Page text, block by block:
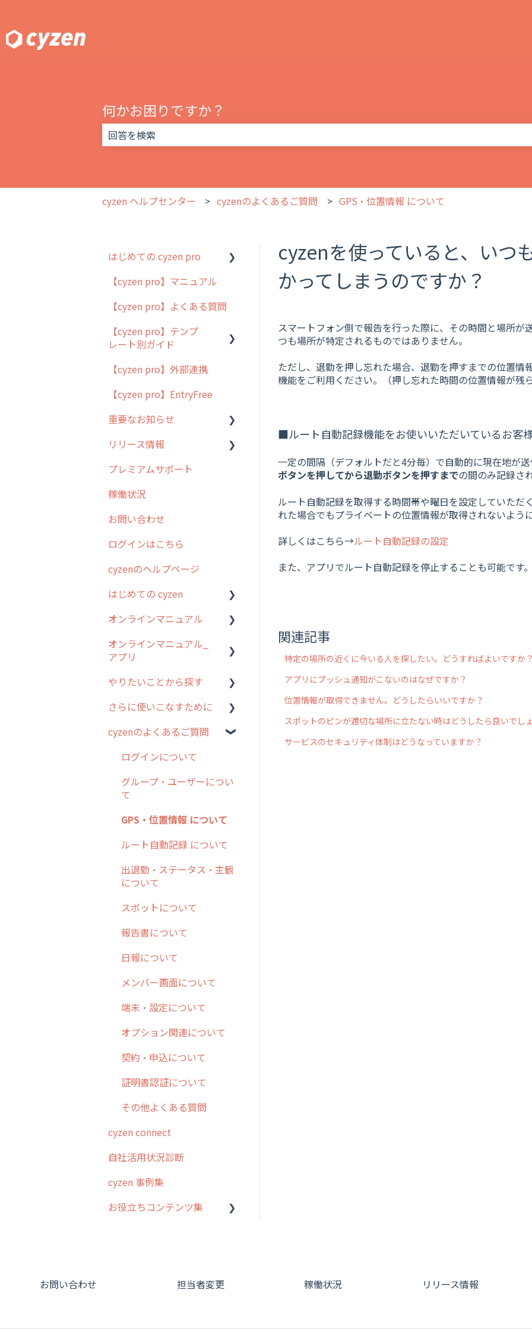
何かお困りですか？
cyzen ヘルプセンター cyzenのよくあるご質問 GPS・位置情報 について
cyzenを使っていると、いつ
かってしまうのですか？
スマートフォン側で報告を行った際に、その時間と場所が
つも場所が特定されるものではありません。
ただし、退勤を押し忘れた場合、退勤を押すまでの位置情
機能をご利用ください。（押し忘れた時間の位置情報が残
■ルート自動記録機能をお使いいただいているお客
一定の間隔（デフォルトだと4分毎）で自動的に現在地が送
ボタンを押してから退勤ボタンを押すまでの間のみ記録さ
ルート自動記録を取得する時間帯や曜日を設定していただ
れた場合でもプライベートの位置情報が取得されないよう
詳しくはこちら→ルート自動記録の設定
また、アプリでルート自動記録を停止することも可能です。
関連記事
特定の場所の近くに今いる人を探したい。どうすればよいですか？
アプリにプッシュ通知がこないのはなぜですか？
位置情報が取得できません。どうしたらいいですか？
スポットのピンが適切な場所に立たない時はどうしたら良いでし
サービスのセキュリティ体制はどうなっていますか？
はじめての cyzen pro
cyzen pro とは？
簡易マニュアル
cyzen proの位置情報取得
について
用語集
よくある質問
【cyzen pro】マニュアル
【cyzen pro】よくある質問
【cyzen pro】テンプ
レート別ガイド
ポスティング
ラウンダー
メンテナンス
外廻り営業
清掃
不動産
【cyzen pro】外部連携
【cyzen pro】EntryFree
重要なお知らせ
過去の重要なお知らせ
障害情報
リリース情報
リリース
2026年のリリース情報
2025年のリリース情報
2024年のリリース情報
2023年のリリース情報
過去のリリース
2019年までのリリース情
お客様の声を実現しました
プレミアムサポート
稼働状況
お問い合わせ
ログインはこちら
cyzenのヘルプページ
はじめての cyzen
0. はじめてのcyzenの使い
1. cyzenについて知ろう
2. 主要機能の概要
3. cyzenの位置情報取得に
ステム管理者編
5. 基本的な使い方：シス
テム管理者編
6. 基本的な使い方：ユー
問集
ための設定
10.ユーザー向けおすすめ
方法
オンラインマニュアル
管理サイトの使い始め
報告書・行動種別
勤怠管理
活動通知
パフォーマンス
オンラインマニュアル_
アプリ
アプリの使い始め
ホーム画面
スポット
報告閲覧
予定
メッセージ
パフォーマンス
外部リンク
お知らせ
設定
やりたいことから探す
行動管理
勤怠管理
予定管理
スポット
メッセージ機能
活動通知
内線電話
商品
各種設定・ログイン
さらに使いこなすために
はじめに
スポット・ステータス関連
交通費自動計算
安全走行支援
写真管理・高画質化
ダッシュボード（BI）・パ
フォーマンス
連携オプション
その他オプション
IP接続制限・端末認証設定
契約・その他
cyzenのよくあるご質問
ログインについて
グループ・ユーザーについ
て
GPS・位置情報 について
ルート自動記録 について
出退勤・ステータス・主観
について
スポットについて
報告書について
日報について
メンバー画面について
端末・設定について
オプション関連について
契約・申込について
証明書認証について
その他よくある質問
cyzen connect
自社活用状況診断
cyzen 事例集
お役立ちコンテンツ集
お問い合わせ 担当者変更 稼働状況 リリース情報